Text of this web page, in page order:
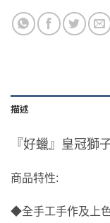
描述
『好蠟』皇冠獅
商品特性:
◆全手工手作及上